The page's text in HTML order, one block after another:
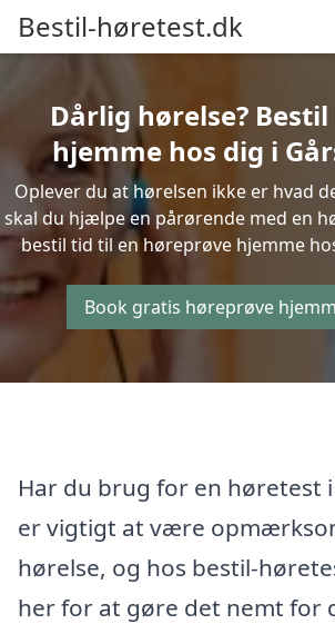
Bestil-høretest.dk
Dårlig hørelse?
hjemme hos dig i
Oplever du at hørelsen ikke er hvad
skal du hjælpe en pårørende med en
bestil tid til en høreprøve hjemme
Book gratis høreprøve
Har du brug for en høretest i
er vigtigt at være
hørelse, og hos bestil-
her for at gøre det nemt for